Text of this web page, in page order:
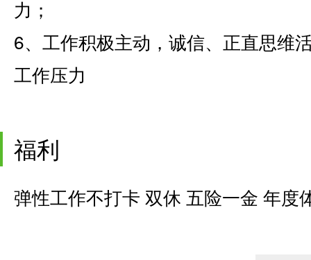
力；
6、工作积极主动，诚信、正直思维
工作压力
福利
弹性工作不打卡 双休 五险一金 年度